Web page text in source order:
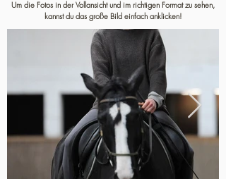
Um die Fotos in der Vollansicht und im richtigen Format zu sehen,
kannst du das große Bild einfach anklicken!